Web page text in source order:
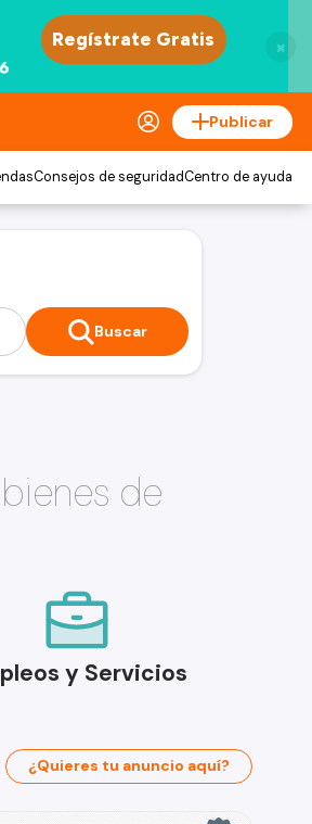
×
Publicar
Consejos de seguridadCentro de ayuda
Buscar
de
y Servicios
¿Quieres tu anuncio aquí?